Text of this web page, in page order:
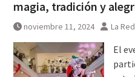
magia, tradición y
noviembre 11, 2024 La
El